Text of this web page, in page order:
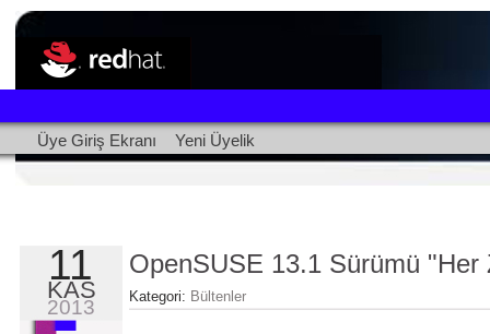
Üye Giriş Ekranı Yeni Üyelik
11
KAS
2013
OpenSUSE 13.1 Sürümü "Her
Kategori: Bültenler